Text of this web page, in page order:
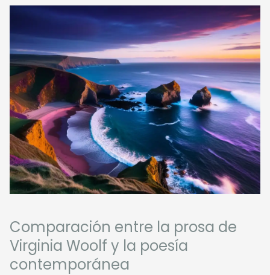
Comparación entre la prosa de
Virginia Woolf y la poesía
contemporánea